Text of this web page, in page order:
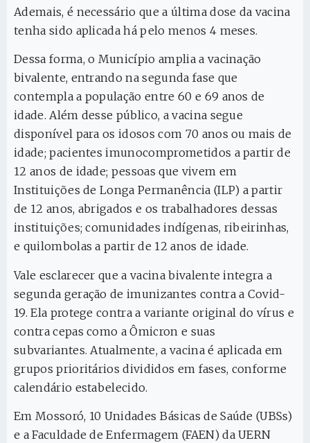
Ademais, é necessário que a última dose da vacina
tenha sido aplicada há pelo menos 4 meses.
Dessa forma, o Município amplia a vacinação
bivalente, entrando na segunda fase que
contempla a população entre 60 e 69 anos de
idade. Além desse público, a vacina segue
disponível para os idosos com 70 anos ou mais de
idade; pacientes imunocomprometidos a partir de
12 anos de idade; pessoas que vivem em
Instituições de Longa Permanência (ILP) a partir
de 12 anos, abrigados e os trabalhadores dessas
instituições; comunidades indígenas, ribeirinhas,
e quilombolas a partir de 12 anos de idade.
Vale esclarecer que a vacina bivalente integra a
segunda geração de imunizantes contra a Covid-
19. Ela protege contra a variante original do vírus e
contra cepas como a Ômicron e suas
subvariantes. Atualmente, a vacina é aplicada em
grupos prioritários divididos em fases, conforme
calendário estabelecido.
Em Mossoró, 10 Unidades Básicas de Saúde (UBSs)
e a Faculdade de Enfermagem (FAEN) da UERN